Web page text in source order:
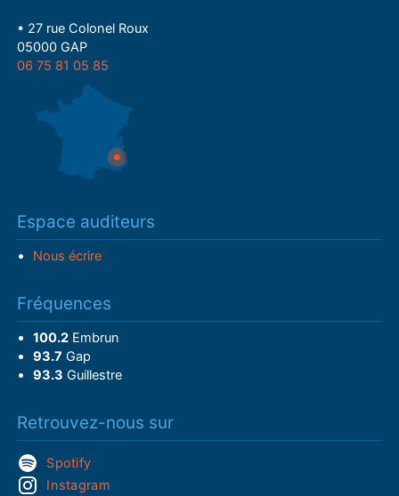
• 27 rue Colonel Roux
05000 GAP
06 75 81 05 85
Espace auditeurs
Nous écrire
Fréquences
100.2Embrun
93.7 Gap
93.3 Guillestre
Retrouvez-nous sur
Spotify
Instagram